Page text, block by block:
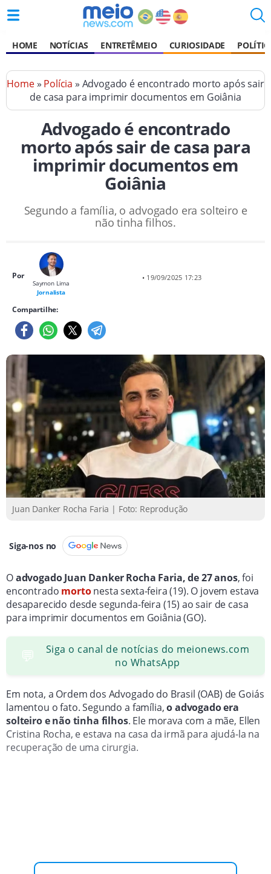
HOME NOTÍCIAS ENTRETÊMEIO CURIOSIDADE
Home» Polícia » Advogado é encontrado morto após sair
de casa para imprimir documentos em Goiânia
Advogado é encontrado
morto após sair de casa para
imprimir documentos em
Goiânia
Segundo a família, o advogado era solteiro e
não tinha filhos.
Por
Saymon Lima
Jornalista
• 19/09/2025 17:23
Compartilhe:
Juan Danker Rocha Faria | Foto: Reprodução
Siga-nos no
Oadvogado Juan Danker Rocha Faria, de 27 anos, foi
encontrado mortonesta sexta-feira (19). O jovem estava
desaparecido desde segunda-feira (15) ao sair de casa
para imprimir documentos em Goiânia (GO).
💬
Siga o canal de notícias do meionews.com
no WhatsApp
Em nota, a Ordem dos Advogado do Brasil (OAB) de Goiás
lamentou o fato. Segundo a família,o advogado era
solteiro e não tinha filhos. Ele morava com a mãe, Ellen
Cristina Rocha, e estava na casa da irmã para ajudá-la na
recuperação de uma cirurgia.